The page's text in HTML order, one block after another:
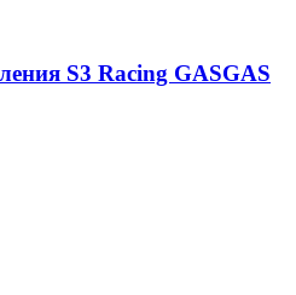
S3 Racing GASGAS